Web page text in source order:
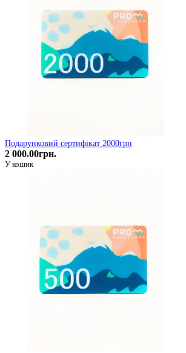
Подарунковий сертифікат 2000грн
2 000.00грн.
У кошик